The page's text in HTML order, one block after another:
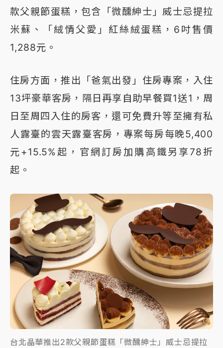
款父親節蛋糕，包含「微醺紳士」威士忌提拉
米蘇、「絨情父愛」紅絲絨蛋糕，6吋售價
1,288元。
住房方面，推出「爸氣出發」住房專案，入住
13坪豪華客房，隔日再享自助早餐買1送1，周
日至周四入住的房客，還可免費升等至擁有私
人露臺的雲天露臺客房，專案每房每晚5,400
元+15.5%起，官網訂房加購高鐵另享78折
起。
台北晶華推出2款父親節蛋糕「微醺紳士」威士忌提拉